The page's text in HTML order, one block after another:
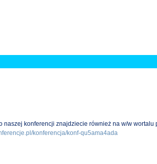
naszej konferencji znajdziecie również na w/w wortalu
konferencja/konf-qu5ama4ada